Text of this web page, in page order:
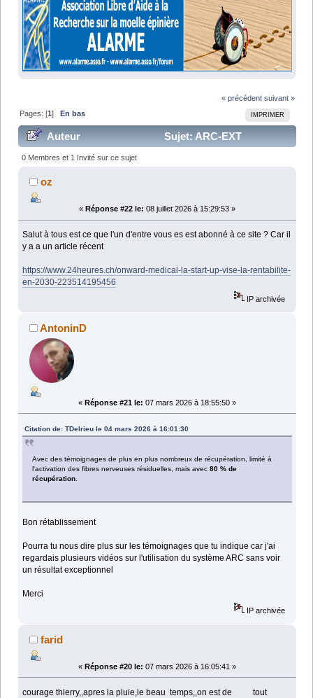
« précédent suivant »
IMPRIMER
Pages: [1] En bas
Auteur
Sujet: ARC-EXT
neurostimulation épidurale - Onward Medical - Pr
Courtine EPFL (Lu 68238 fois)
0 Membres et 1 Invité sur ce sujet
oz
« Réponse #22 le: 08 juillet 2026 à 15:29:53 »
Salut à tous est ce que l'un d'entre vous es est abonné à ce site ? Car il
y a a un article récent
https://www.24heures.ch/onward-medical-la-start-up-vise-la-rentabilite-
en-2030-223514195456
IP archivée
AntoninD
« Réponse #21 le: 07 mars 2026 à 18:55:50 »
Citation de: TDelrieu le 04 mars 2026 à 16:01:30
Avec des témoignages de plus en plus nombreux de récupération, limité à
l'activation des fibres nerveuses résiduelles, mais avec80 % de
récupération
Bon rétablissement
Pourra tu nous dire plus sur les témoignages que tu indique car j'ai
regardais plusieurs vidéos sur l'utilisation du système ARC sans voir
un résultat exceptionnel
Merci
IP archivée
farid
« Réponse #20 le: 07 mars 2026 à 16:05:41 »
courage thierry,,apres la pluie,le beau temps,,on est de tout